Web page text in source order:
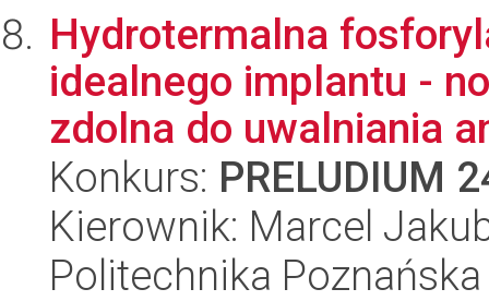
Hydrotermalna
idealnego implantu -
zdolna do uwalniania
Konkurs: PRELUDIUM
Kierownik: Marcel
Politechnika Poznańska